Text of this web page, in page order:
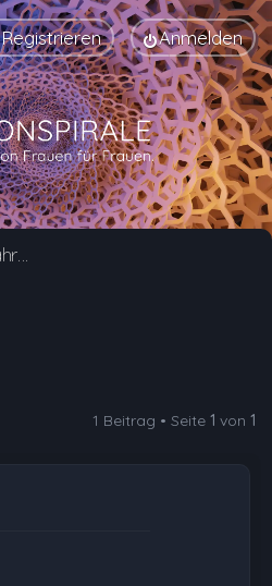
Anmelden
Registrieren
Mirena Erfahrungsberichte und Nebenwirkungen
1 Beitrag • Seite 1 von 1